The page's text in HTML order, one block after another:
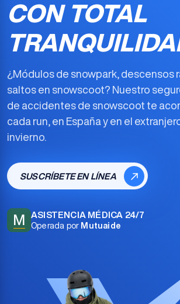
CON TOTAL
¿Módulos de snowpark, descensos
saltos en snowscoot? Nuestro
de accidentes de snowscoot te
cada run, en España y en el
invierno.
SUSCRÍBETE EN LÍNEA
M ASISTENCIA MÉDICA 24/7
Operada por Mutuaide